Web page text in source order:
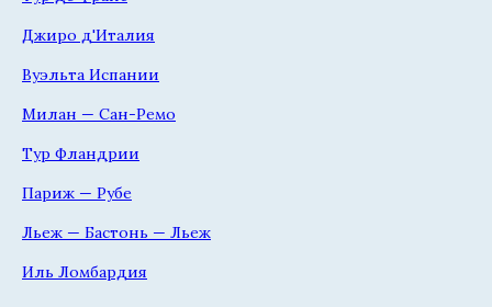
Джиро д'Италия
Вуэльта Испании
Милан — Сан-Ремо
Тур Фландрии
Париж — Рубе
Льеж — Бастонь — Льеж
Иль Ломбардия